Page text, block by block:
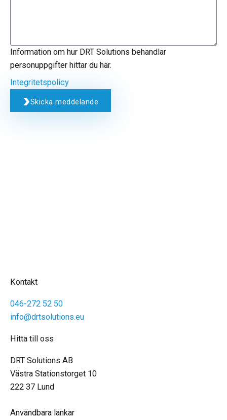
Information om hur DRT Solutions behandlar
personuppgifter hittar du här.
Integritetspolicy
Skicka meddelande
Kontakt
046-272 52 50
info@drtsolutions.eu
Hitta till oss
DRT Solutions AB
Västra Stationstorget 10
222 37 Lund
Användbara länkar